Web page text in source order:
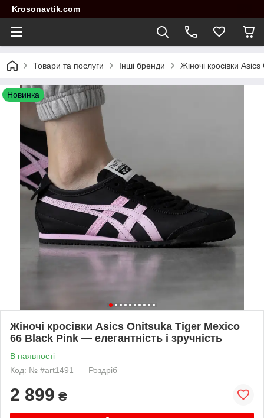
Krosonavtik.com
Товари та послуги Інші бренди Жіночі кросівки
Новинка
Жіночі кросівки Asics Onitsuka Tiger Mexico
66 Black Pink — елегантність і зручність
В наявності
Код: № #art1491
Роздріб
2 899 ₴